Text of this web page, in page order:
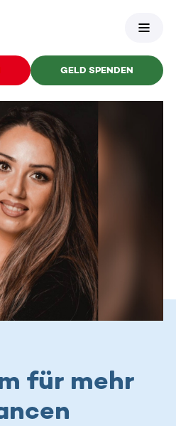
GELD SPENDEN
für mehr